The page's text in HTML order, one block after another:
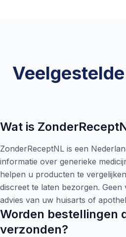
Wat is
ZonderReceptNL is een
informatie over generieke
helpen u producten te
discreet te laten bezorgen.
advies van uw huisarts of
Worden bestellingen
verzonden?